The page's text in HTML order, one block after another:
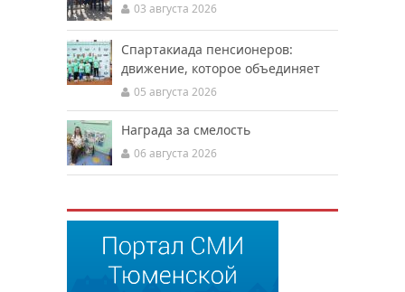
03 августа 2026
Спартакиада пенсионеров:
движение, которое объединяет
05 августа 2026
Награда за смелость
06 августа 2026